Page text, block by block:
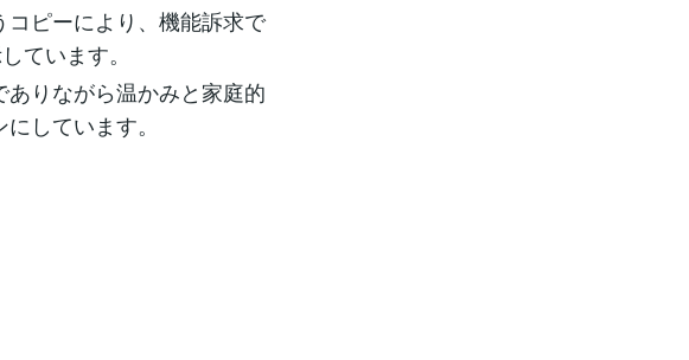
コピーにより、機能訴求で
ています。
りながら温かみと家庭的
しています。